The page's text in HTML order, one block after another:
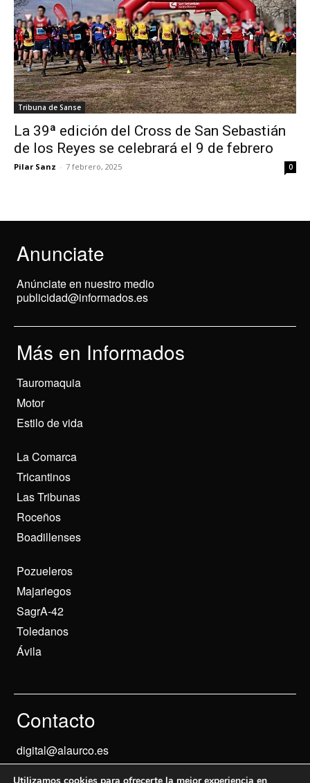
Tribuna de Sanse
La 39ª edición del Cross de San Sebastián
de los Reyes se celebrará el 9 de febrero
Pilar Sanz - 7 febrero, 2025 0
Anunciate
Anúnciate en nuestro medio
publicidad@informados.es
Más en Informados
Tauromaquia
Motor
Estilo de vida
La Comarca
Tricantinos
Las Tribunas
Roceños
Boadillenses
Pozueleros
Majariegos
SagrA-42
Toledanos
Ávila
Contacto
digital@alaurco.es